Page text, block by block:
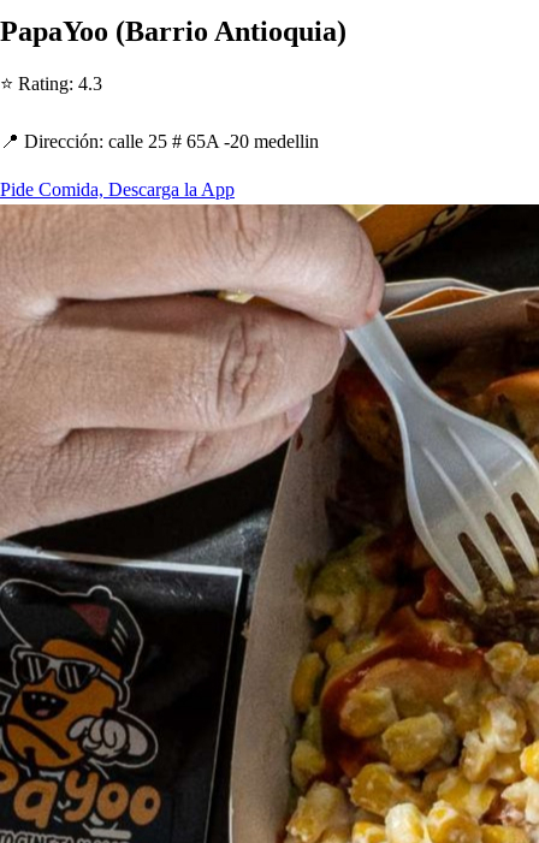
PapaYoo (Barrio Antioquia)
⭐ Rating: 4.3
📍 Dirección: calle 25 # 65A -20 medellin
Pide Comida, Descarga la App